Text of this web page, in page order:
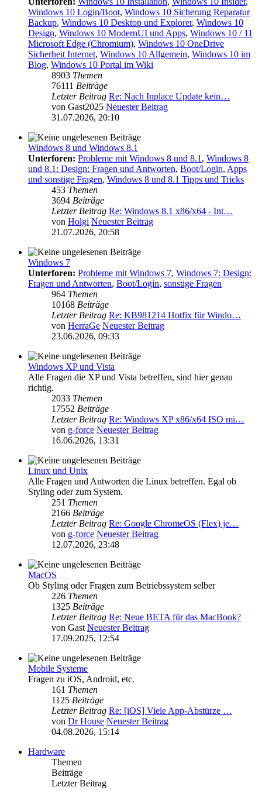
Windows 10 Login/Boot, Windows 10 Sicherung Reparatur
Backup, Windows 10 Desktop und Explorer, Windows 10
Design, Windows 10 ModernUI und Apps, Windows 10 / 11
Microsoft Edge (Chromium), Windows 10 OneDrive
Sicherheit Internet, Windows 10 Allgemein, Windows 10 im
Blog, Windows 10 Portal im Wiki
8903 Themen
76111 Beiträge
Letzter Beitrag Re: Nach Inplace Update kein…
von Gast2025 Neuester Beitrag
31.07.2026, 20:10
Windows 8 und Windows 8.1
Unterforen: Probleme mit Windows 8 und 8.1 , Windows 8
und 8.1: Design: Fragen und Antworten, Boot/Login, Apps
und sonstige Fragen, Windows 8 und 8.1 Tipps und Tricks
453 Themen
3694 Beiträge
Letzter Beitrag Re: Windows 8.1 x86/x64 - Int…
von Holgi Neuester Beitrag
21.07.2026, 20:58
Windows 7
Unterforen: Probleme mit Windows 7, Windows 7: Design:
Fragen und Antworten, Boot/Login, sonstige Fragen
964 Themen
10168 Beiträge
Letzter Beitrag Re: KB981214 Hotfix für Windo…
von HerraGe Neuester Beitrag
23.06.2026, 09:33
Windows XP und Vista
Alle Fragen die XP und Vista betreffen, sind hier genau
richtig.
2033 Themen
17552 Beiträge
Letzter Beitrag Re: Windows XP x86/x64 ISO mi…
von g-force Neuester Beitrag
16.06.2026, 13:31
Linux und Unix
Alle Fragen und Antworten die Linux betreffen. Egal ob
Styling oder zum System.
251 Themen
2166 Beiträge
Letzter Beitrag Re: Google ChromeOS (Flex) je…
von g-force Neuester Beitrag
12.07.2026, 23:48
MacOS
Ob Styling oder Fragen zum Betriebssystem selber
226 Themen
1325 Beiträge
Letzter Beitrag Re: Neue BETA für das MacBook?
von Gast Neuester Beitrag
17.09.2025, 12:54
Mobile Systeme
Fragen zu iOS, Android, etc.
161 Themen
1125 Beiträge
Letzter Beitrag Re: [iOS] Viele App-Abstürze …
von Dr House Neuester Beitrag
04.08.2026, 15:14
Hardware
Themen
Beiträge
Letzter Beitrag